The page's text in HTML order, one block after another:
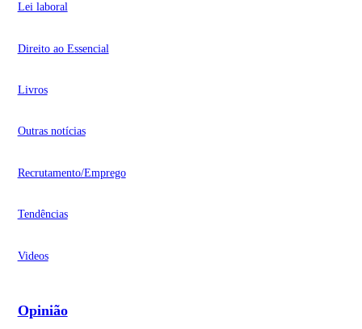
Lei laboral
Direito ao Essencial
Livros
Outras notícias
Recrutamento/Emprego
Tendências
Videos
Opinião